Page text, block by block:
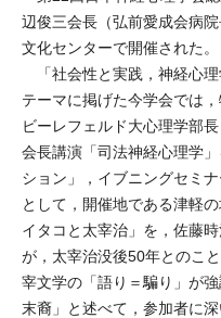
辺俊三会長（弘前愛成会病
文化センターで開催された。
「社会性と実践，神経心
テーマに掲げた今学会では
ビーレフェルド大心理学部
会長講演「司法神経心理学
ション」，イブニングセミ
として，開催地である津軽
イタコと太宰治」を，佐藤
が，太宰治没後50年とのこ
宰文学の「語り＝騙り」が
末裔」と述べて，参加者に